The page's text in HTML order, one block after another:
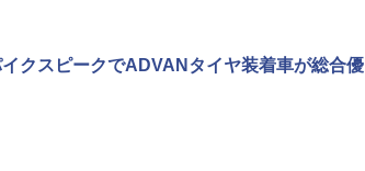
クスピークでADVANタイヤ装着車が総合優